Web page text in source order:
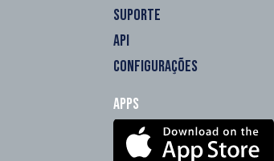
SUPORTE
API
CONFIGURAÇÕES
Apps